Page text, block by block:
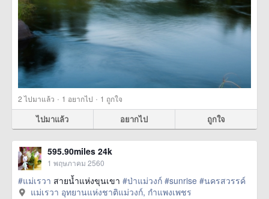
2ไปมาแล้ว · 1 อยากไป · 1 ถูกใจ
ไปมาแล้ว อยากไป ถูกใจ
595.90miles 24k
1 พฤษภาคม 2560
#แม่เรวา สายน้ำแห่งขุนเขา #ป่าแม่วงก์ #sunrise #นครสวรรค์
แม่เรวา อุทยานแห่งชาติแม่วงก์, กำแพงเพชร